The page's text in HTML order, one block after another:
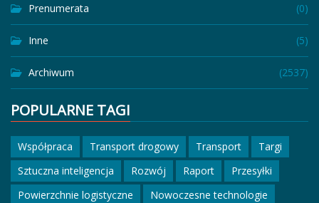
Prenumerata (0)
Inne (5)
Archiwum (2537)
POPULARNE TAGI
Współpraca Transport drogowy Transport
Targi
Sztuczna inteligencja
Rozwój Raport
Przesyłki
Powierzchnie logistyczne
Nowoczesne technologie